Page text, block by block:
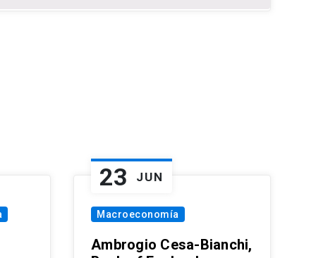
23 JUN
Macroeconomía
Ambrogio Cesa-Bianchi,